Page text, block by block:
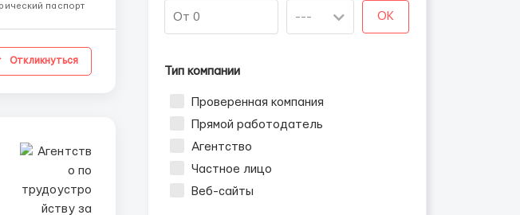
паспорт
Откликнуться
OK
Тип компании
Проверенная компания
Прямой работодатель
Агентство
Частное лицо
Веб-сайты